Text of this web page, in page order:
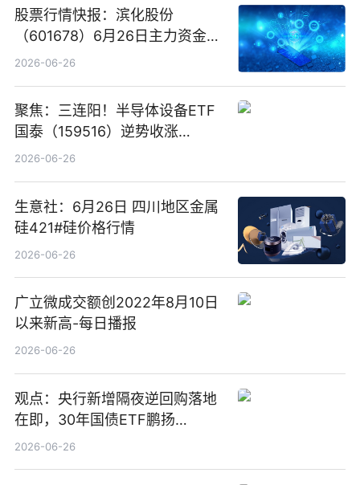
股票行情快报：滨化股份
（601678）6月26日主力资金净
卖出5964.34万元
2026-06-26
聚焦：三连阳！半导体设备ETF
国泰（159516）逆势收涨
3.5%，近10日累计净流入超65
2026-06-26
生意社：6月26日 四川地区金属
硅421#硅价格行情
2026-06-26
广立微成交额创2022年8月10日
以来新高-每日播报
2026-06-26
观点：央行新增隔夜逆回购落地
在即，30年国债ETF鹏扬
(511090) 盘中小幅上涨
2026-06-26